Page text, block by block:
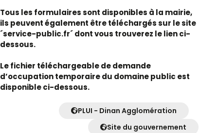
Tous les formulaires sont disponibles à la mairie,
ils peuvent également être téléchargés sur le site
´service-public.fr´ dont vous trouverez le lien ci-
dessous.
Le fichier téléchargeable de demande
d’occupation temporaire du domaine public est
disponible ci-dessous.
PLUI - Dinan Agglomération
Site du gouvernement